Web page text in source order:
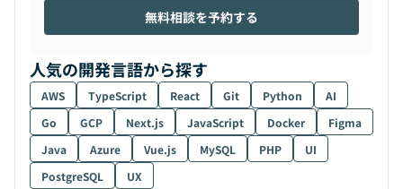
無料相談を予約する
人気の開発言語から探す
AWS TypeScript React Git Python
AI
Go
GCP Next.js JavaScript Docker
Figma
Java
Azure Vue.js MySQL PHP
UI
PostgreSQL
UX